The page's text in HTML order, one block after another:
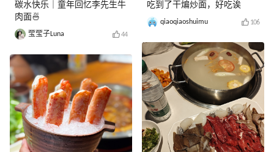
碳水快乐｜童年回忆李先生牛
肉面🍜
莹莹子Luna 44
吃到了干煸炒面，好吃诶
qiaoqiaoshuimu 106